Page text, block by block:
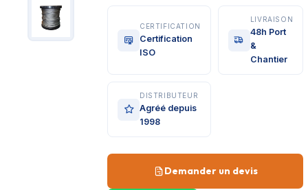
CERTIFICATION
Certification
ISO
LIVRAISON
48h Port
&
Chantier
DISTRIBUTEUR
Agréé depuis
1998
Demander un devis